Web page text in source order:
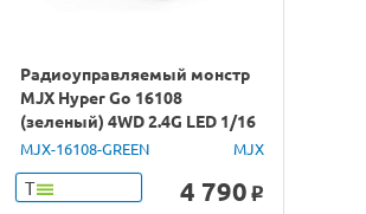
Радиоуправляемый монстр
MJX Hyper Go 16108
(зеленый) 4WD 2.4G LED 1/16
RTR
MJX-16108-GREEN MJX
Т 4 790 o